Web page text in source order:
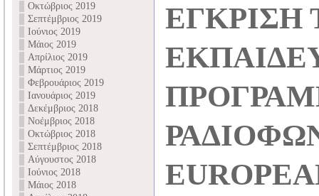
Οκτώβριος 2019
Σεπτέμβριος 2019
Ιούνιος 2019
Μάιος 2019
Απρίλιος 2019
Μάρτιος 2019
Φεβρουάριος 2019
Ιανουάριος 2019
Δεκέμβριος 2018
Νοέμβριος 2018
Οκτώβριος 2018
Σεπτέμβριος 2018
Αύγουστος 2018
Ιούνιος 2018
Μάιος 2018
ΕΓΚΡΙΣΗ